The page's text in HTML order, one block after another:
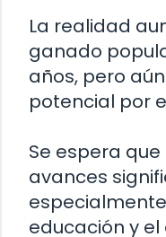
La realidad
ganado
años, pero
potencial por
Se espera
avances
educación y